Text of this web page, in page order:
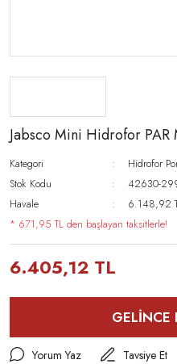
Jabsco Mini Hidrofor
Kategori
Hidrofor
Stok Kodu
42630-
Havale
6.148,92
* 671,95 TL den başlayan taksitlerle!
6.405,12 TL
GELİNCE
Yorum Yaz
Tavsiye Et